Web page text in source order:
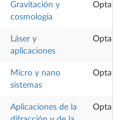
Gravitación y
cosmología
Láser y
aplicaciones
Micro y nano
sistemas
Aplicaciones de la